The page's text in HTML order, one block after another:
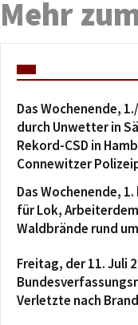
Mehr
Das Wochenende,
durch Unwetter in
Rekord-CSD in
Connewitzer
Das Wochenende,
für Lok,
Waldbrände rund
Freitag, der 11. Juli
Verletzte nach